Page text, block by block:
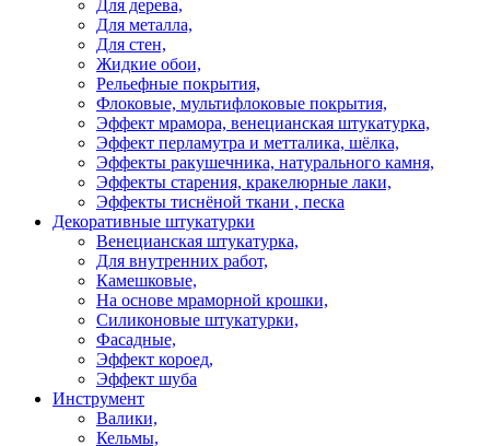
Для дерева,
Для металла,
Для стен,
Жидкие обои,
Рельефные покрытия,
Флоковые, мультифлоковые покрытия,
Эффект мрамора, венецианская штукатурка,
Эффект перламутра и метталика, шёлка,
Эффекты ракушечника, натурального камня,
Эффекты старения, кракелюрные лаки,
Эффекты тиснёной ткани , песка
Декоративные штукатурки
Венецианская штукатурка,
Для внутренних работ,
Камешковые,
На основе мраморной крошки,
Силиконовые штукатурки,
Фасадные,
Эффект короед,
Эффект шуба
Инструмент
Валики,
Кельмы,